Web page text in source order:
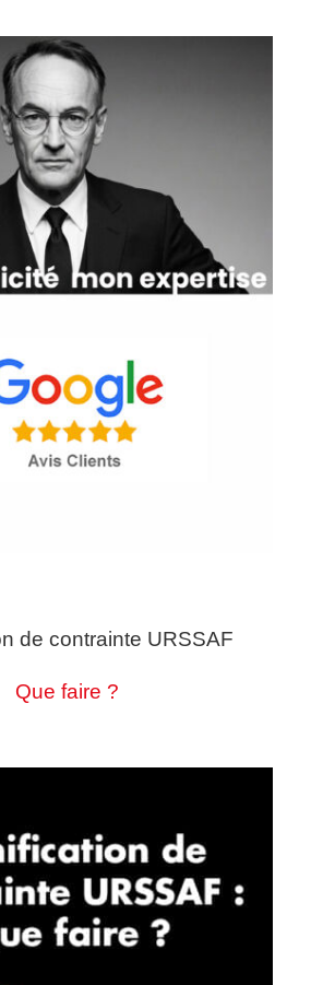
de contrainte URSSAF
Que faire ?